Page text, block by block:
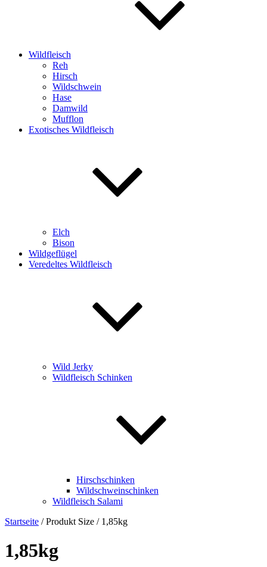
Wildfleisch
Reh
Hirsch
Wildschwein
Hase
Damwild
Mufflon
Exotisches Wildfleisch
Elch
Bison
Wildgeflügel
Veredeltes Wildfleisch
Wild Jerky
Wildfleisch Schinken
Hirschschinken
Wildschweinschinken
Wildfleisch Salami
Startseite / Produkt Size / 1,85kg
1,85kg